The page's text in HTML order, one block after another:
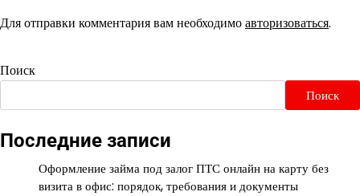
Для отправки комментария вам необходимоавторизоваться.
Поиск
Поиск
Последние записи
Оформление займа под залог ПТС онлайн на карту без
визита в офис: порядок, требования и документы